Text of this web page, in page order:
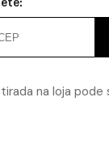
Tampa
na loja